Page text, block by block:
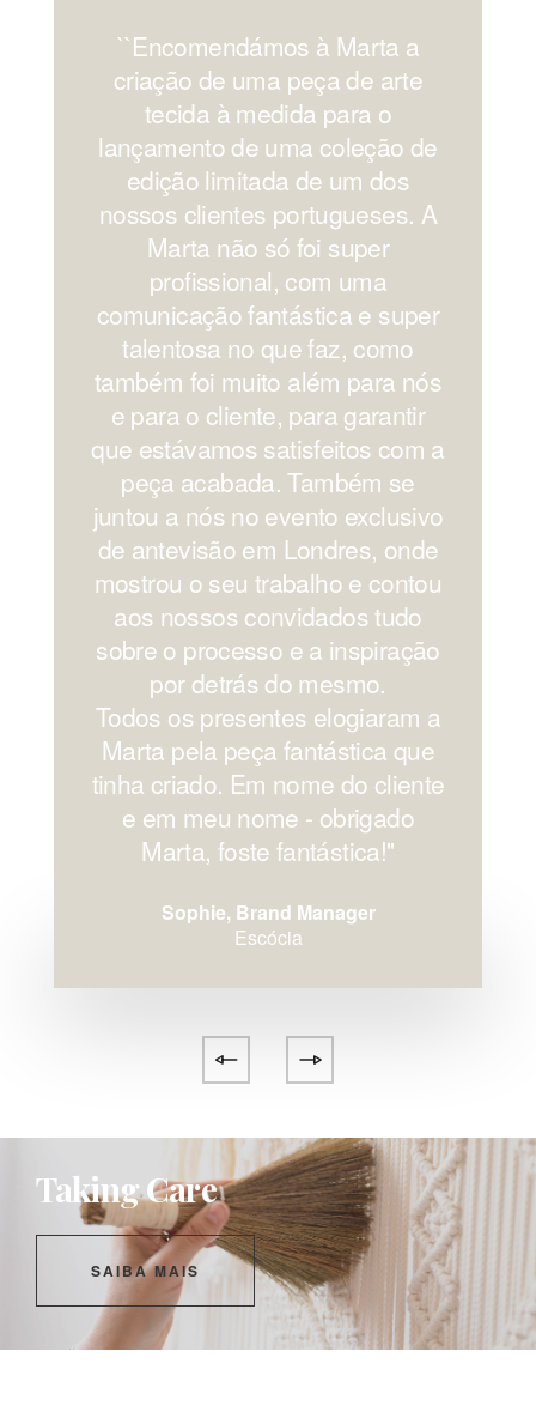
``Encomendámos à Marta a
criação de uma peça de arte
tecida à medida para o
lançamento de uma coleção de
edição limitada de um dos
nossos clientes portugueses. A
Marta não só foi super
profissional, com uma
comunicação fantástica e super
talentosa no que faz, como
também foi muito além para nós
e para o cliente, para garantir
que estávamos satisfeitos com a
peça acabada. Também se
juntou a nós no evento exclusivo
de antevisão em Londres, onde
mostrou o seu trabalho e contou
aos nossos convidados tudo
sobre o processo e a inspiração
por detrás do mesmo.
Todos os presentes elogiaram a
Marta pela peça fantástica que
tinha criado. Em nome do cliente
e em meu nome - obrigado
Marta, foste fantástica!''
Sophie, Brand Manager
Escócia
Taking Care
SAIBA MAIS